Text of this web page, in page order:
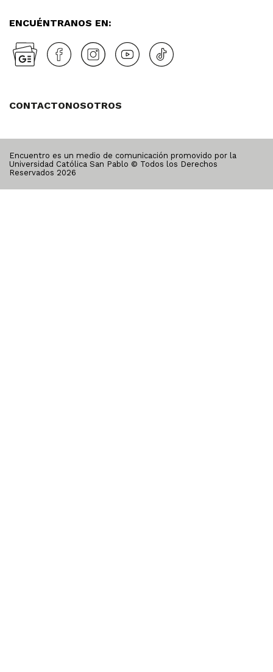
ENCUÉNTRANOS EN:
CONTACTONOSOTROS
Encuentro es un medio de comunicación promovido por la
Universidad Católica San Pablo © Todos los Derechos
Reservados 2026